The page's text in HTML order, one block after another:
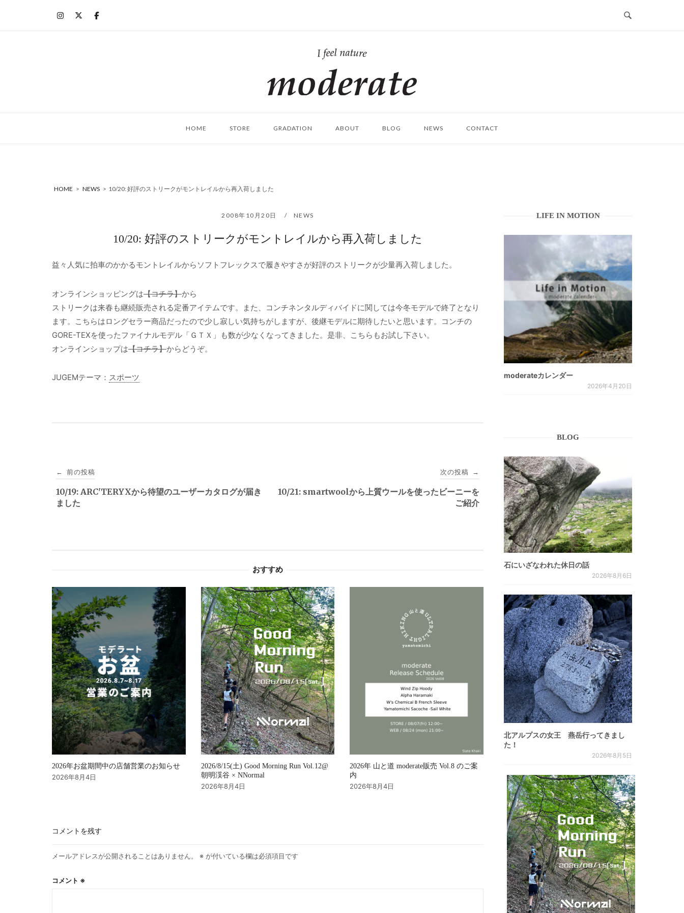
ム
HOME STORE GRADATION ABOUT BLOG NEWS CONTACT
HOME > NEWS > 10/20: 好評のストリークがモントレイルから再入荷しました
2008年10月20日 NEWS
10/20: 好評のストリークがモントレイルから再入荷しました
益々人気に拍車のかかるモントレイルからソフトフレックスで履きやすさが好評のストリークが少量再入荷しました。
オンラインショッピングは【コチラ】から
ストリークは来春も継続販売される定番アイテムです。また、コンチネンタルディバイドに関しては今冬モデルで終了となり
ます。こちらはロングセラー商品だったので少し寂しい気持ちがしますが、後継モデルに期待したいと思います。コンチの
GORE-TEXを使ったファイナルモデル「ＧＴＸ」も数が少なくなってきました。是非、こちらもお試し下さい。
オンラインショップは【コチラ】からどうぞ。
JUGEMテーマ： スポーツ
稿
ナ
シ
ョ
ン
← 前の投稿
10/19: ARC'TERYXから待望のユーザーカタログが届き
ました
次の投稿 →
10/21: smartwoolから上質ウールを使ったビーニーを
ご紹介
おすすめ
2026年お盆期間中の店舗営業のお知らせ
2026年8月4日
2026/8/15(土) Good Morning Run Vol.12@
朝明渓谷 × NNormal
2026年8月4日
2026年 山と道 moderate販売 Vol.8 のご案
内
2026年8月4日
コメントを残す
メールアドレスが公開されることはありません。 ※ が付いている欄は必須項目です
コメント ※
LIFE IN MOTION
moderateカレンダー
2026年4月20日
BLOG
石にいざなわれた休日の話
2026年8月6日
北アルプスの女王 燕岳行ってきまし
た！
2026年8月5日